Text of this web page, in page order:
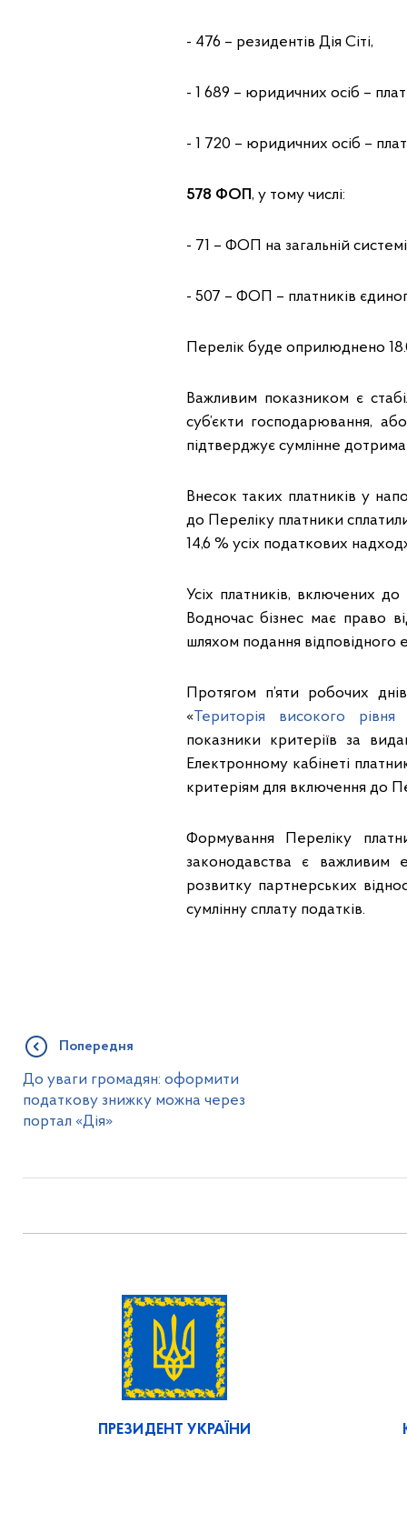
- 476 – резидентів Дія Сіті,
- 1 689 – юридичних осіб –
- 1 720 – юридичних осіб –
578 ФОП, у тому числі:
- 71 – ФОП на загальній
- 507 – ФОП – платників
Перелік буде оприлюднено
Важливим показником є
суб’єкти господарювання,
підтверджує сумлінне
Внесок таких платників у
до Переліку платники
14,6 % усіх податкових
Усіх платників, включених
Водночас бізнес має право
шляхом подання
Протягом п’яти робочих
«Територія високого рівня
показники критеріїв за
Електронному кабінеті
критеріям для включення до
Формування Переліку
законодавства є важливим
розвитку партнерських
сумлінну сплату податків.
Попередня
До уваги громадян: оформити
податкову знижку можна через
портал «Дія»
ПРЕЗИДЕНТ УКРАЇНИ